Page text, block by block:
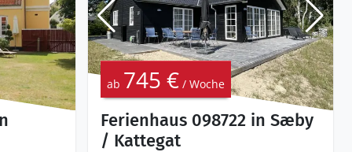
Ferienhaus 098722 in Sæby
/ Kattegat
ab 745 € / Woche